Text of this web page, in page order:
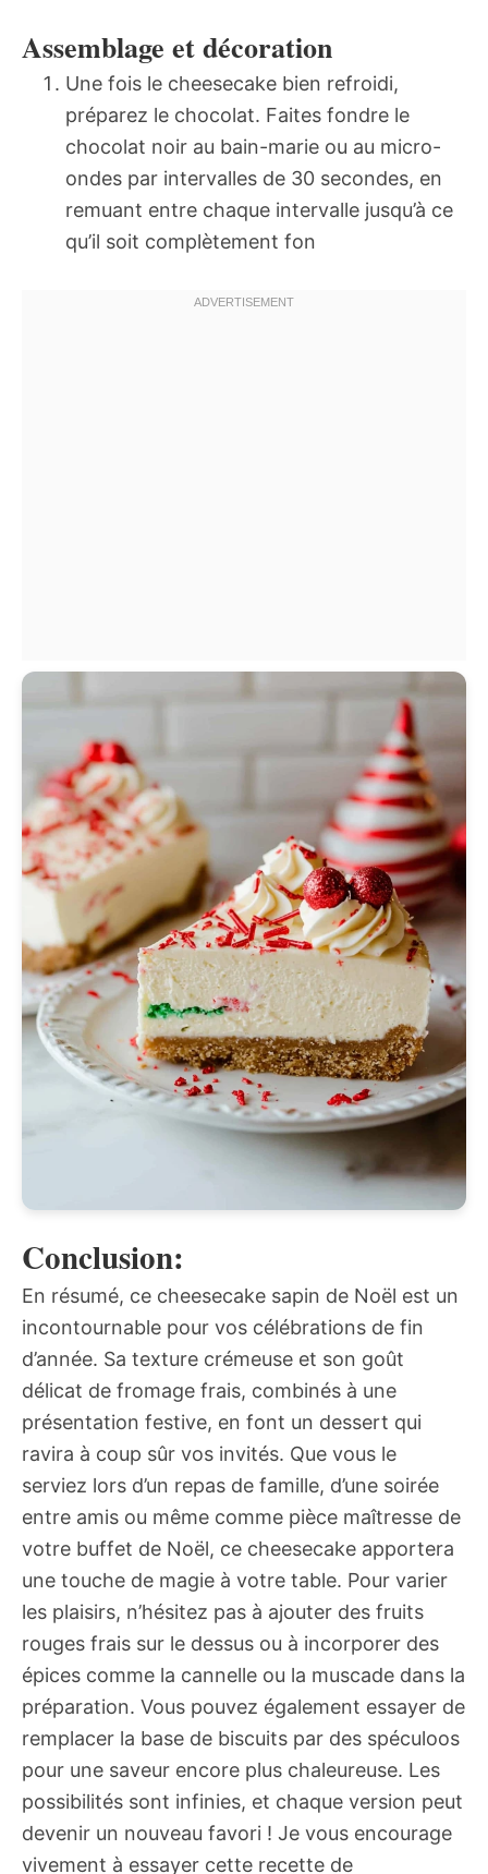
Assemblage et décoration
Une fois le cheesecake bien refroidi,
préparez le chocolat. Faites fondre le
chocolat noir au bain-marie ou au micro-
ondes par intervalles de 30 secondes, en
remuant entre chaque intervalle jusqu’à ce
qu’il soit complètement fon
Conclusion:
En résumé, ce cheesecake sapin de Noël est un
incontournable pour vos célébrations de fin
d’année. Sa texture crémeuse et son goût
délicat de fromage frais, combinés à une
présentation festive, en font un dessert qui
ravira à coup sûr vos invités. Que vous le
serviez lors d’un repas de famille, d’une soirée
entre amis ou même comme pièce maîtresse de
votre buffet de Noël, ce cheesecake apportera
une touche de magie à votre table. Pour varier
les plaisirs, n’hésitez pas à ajouter des fruits
rouges frais sur le dessus ou à incorporer des
épices comme la cannelle ou la muscade dans la
préparation. Vous pouvez également essayer de
remplacer la base de biscuits par des spéculoos
pour une saveur encore plus chaleureuse. Les
possibilités sont infinies, et chaque version peut
devenir un nouveau favori ! Je vous encourage
vivement à essayer cette recette de